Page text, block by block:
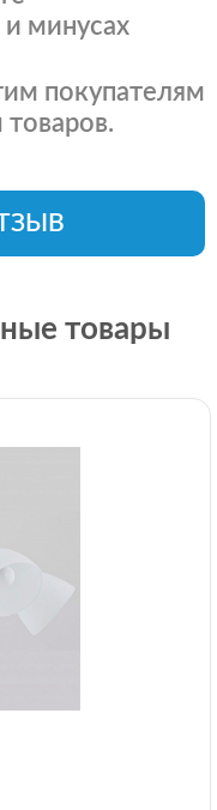
и минусах
покупателям
товары